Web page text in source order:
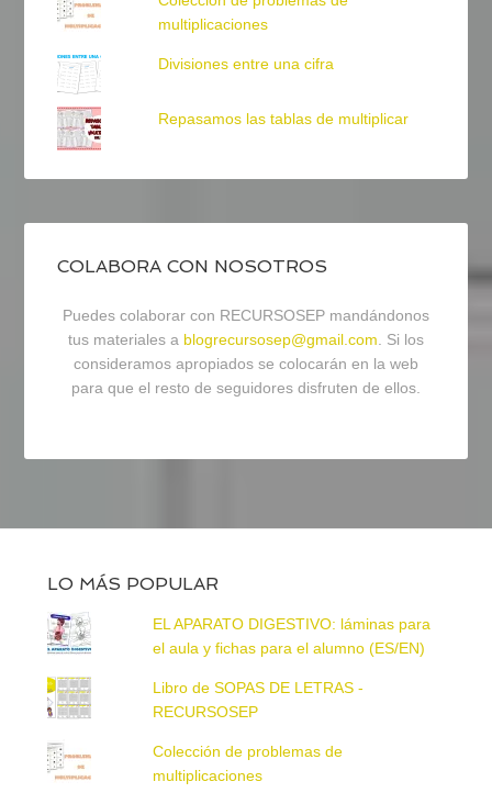
multiplicaciones
Divisiones entre una cifra
Repasamos las tablas de multiplicar
COLABORA CON NOSOTROS
Puedes colaborar con RECURSOSEP mandándonos
tus materiales a blogrecursosep@gmail.com. Si los
consideramos apropiados se colocarán en la web
para que el resto de seguidores disfruten de ellos.
LO MÁS POPULAR
EL APARATO DIGESTIVO: láminas para
el aula y fichas para el alumno (ES/EN)
Libro de SOPAS DE LETRAS -
RECURSOSEP
Colección de problemas de
multiplicaciones